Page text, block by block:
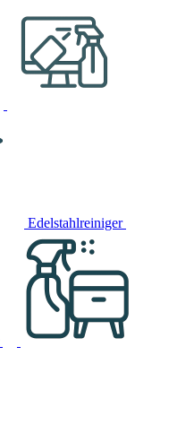
Edelstahlreiniger